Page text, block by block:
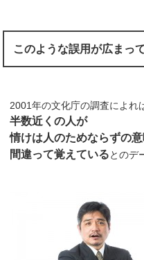
このような誤用が広まっ
2001年の文化庁の調査によれ
半数近くの人が
情けは人のためならずの
間違って覚えているとのデ